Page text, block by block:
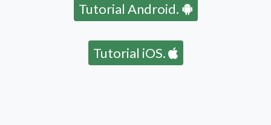
Tutorial Android.
Tutorial iOS.